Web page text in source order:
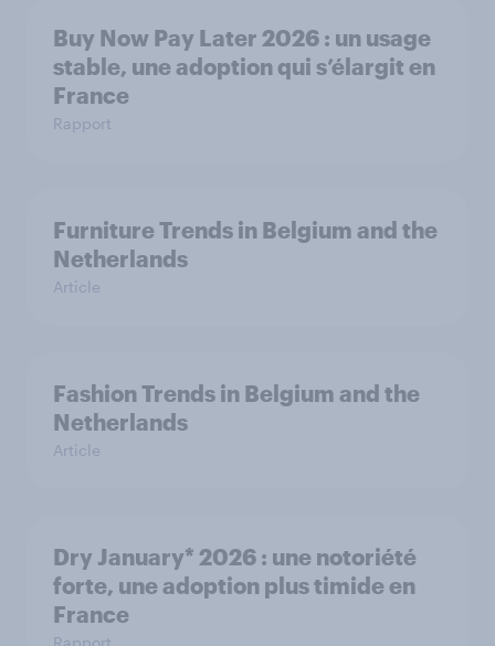
Buy Now Pay Later 2026 : un usage
stable, une adoption qui s’élargit en
France
Rapport
Furniture Trends in Belgium and the
Netherlands
Article
Fashion Trends in Belgium and the
Netherlands
Article
Dry January* 2026 : une notoriété
forte, une adoption plus timide en
France